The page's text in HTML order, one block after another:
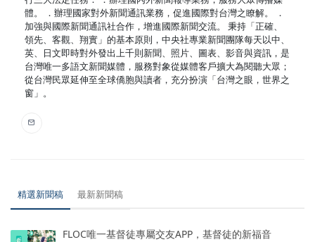
體。 ．辦理國家對外新聞通訊業務，促進國際對台灣之瞭解。 ．
加強與國際新聞通訊社合作，增進國際新聞交流。 秉持「正確、
領先、客觀、翔實」的基本原則，中央社專業新聞團隊每天以中、
英、日文即時對外發出上千則新聞、照片、圖表、影音與資訊，是
台灣唯一多語文新聞媒體，服務對象從媒體客戶擴大為閱聽大眾；
從台灣民眾延伸至全球僑胞與讀者，充分扮演「台灣之眼，世界之
窗」。
精選新聞稿 最新新聞稿
FLOC唯一基督徒專屬交友APP，基督徒的新福音